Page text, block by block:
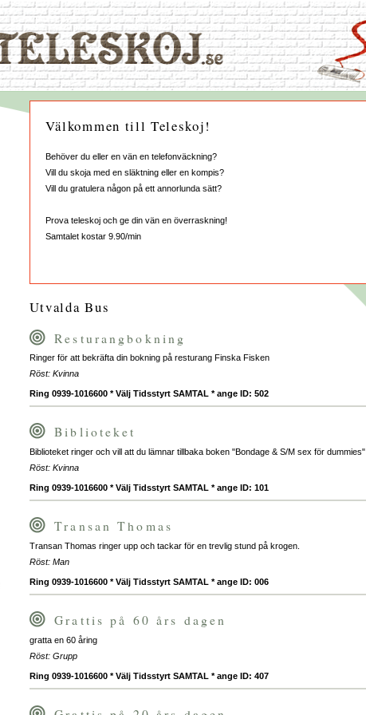
Välkommen till Teleskoj!
Behöver du eller en vän en telefonväckning?
Vill du skoja med en släktning eller en kompis?
Vill du gratulera någon på ett annorlunda sätt?
Prova teleskoj och ge din vän en överraskning!
Samtalet kostar 9.90/min
Utvalda Bus
Resturangbokning
Ringer för att bekräfta din bokning på resturang Finska Fisken
Röst: Kvinna
Ring 0939-1016600 * Välj Tidsstyrt SAMTAL * ange ID: 502
Biblioteket
Biblioteket ringer och vill att du lämnar tillbaka boken "Bondage & S/M sex för dummies"
Röst: Kvinna
Ring 0939-1016600 * Välj Tidsstyrt SAMTAL * ange ID: 101
Transan Thomas
Transan Thomas ringer upp och tackar för en trevlig stund på krogen.
Röst: Man
Ring 0939-1016600 * Välj Tidsstyrt SAMTAL * ange ID: 006
Grattis på 60 års dagen
gratta en 60 åring
Röst: Grupp
Ring 0939-1016600 * Välj Tidsstyrt SAMTAL * ange ID: 407